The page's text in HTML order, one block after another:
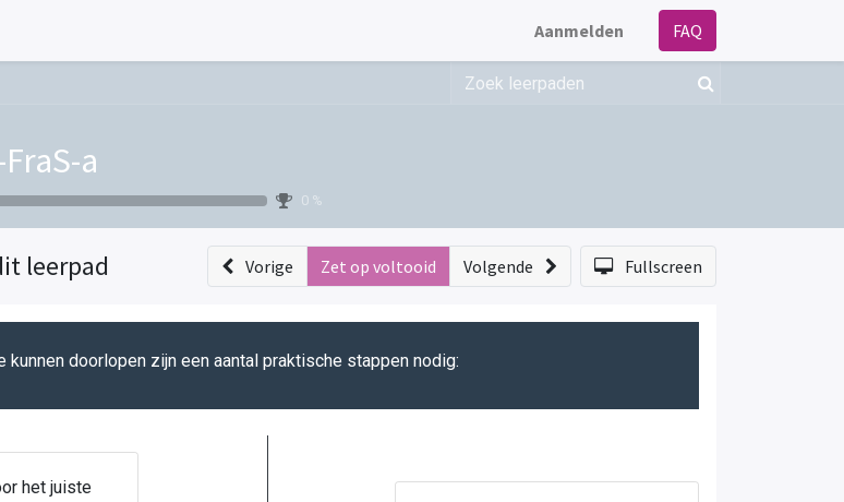
Aanmelden FAQ
a
0 %
leerpad Vorige Zet op voltooid Volgende Fullscreen
kunnen doorlopen zijn een aantal praktische stappen nodig:
het juiste